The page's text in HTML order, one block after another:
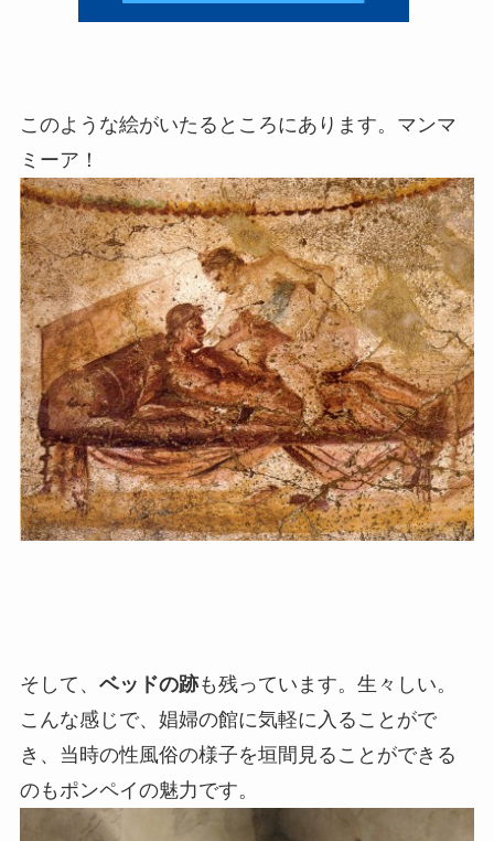
このような絵がいたるところにあります。マンマ
ミーア！
そして、 ベッドの跡も残っています。生々しい。
こんな感じで、娼婦の館に気軽に入ることがで
き、当時の性風俗の様子を垣間見ることができる
のもポンペイの魅力です。